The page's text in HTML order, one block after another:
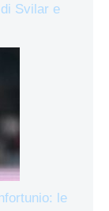
Svilar e
le